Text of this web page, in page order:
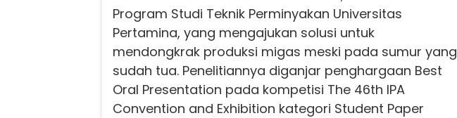
Program Studi Teknik Perminyakan Universitas
Pertamina, yang mengajukan solusi untuk
mendongkrak produksi migas meski pada sumur yang
sudah tua. Penelitiannya diganjar penghargaan Best
Oral Presentation pada kompetisi The 46th IPA
Convention and Exhibition kategori Student Paper